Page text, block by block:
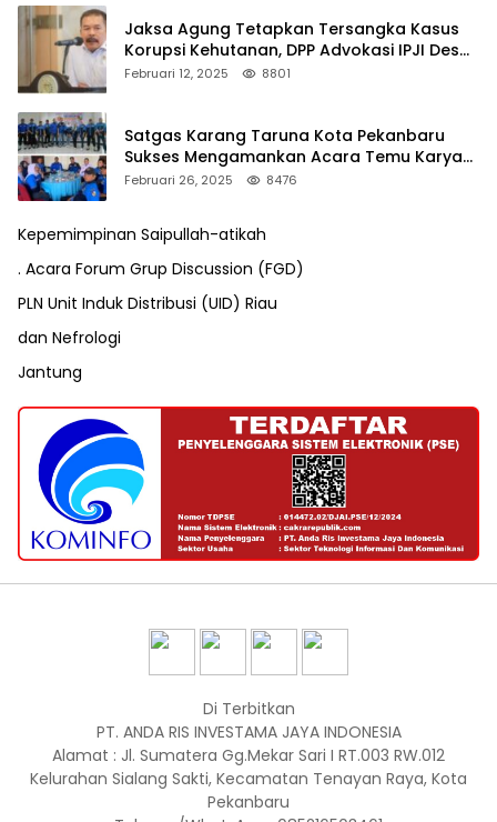
Jaksa Agung Tetapkan Tersangka Kasus
Korupsi Kehutanan, DPP Advokasi IPJI Desak
Pengusutan Pajak RAPP
Februari 12, 2025 8801
Satgas Karang Taruna Kota Pekanbaru
Sukses Mengamankan Acara Temu Karya
VII Karang Taruna Pekanbaru
Februari 26, 2025 8476
Kepemimpinan Saipullah-atikah
. Acara Forum Grup Discussion (FGD)
PLN Unit Induk Distribusi (UID) Riau
dan Nefrologi
Jantung
Di Terbitkan
PT. ANDA RIS INVESTAMA JAYA INDONESIA
Alamat : Jl. Sumatera Gg.Mekar Sari I RT.003 RW.012
Kelurahan Sialang Sakti, Kecamatan Tenayan Raya, Kota
Pekanbaru